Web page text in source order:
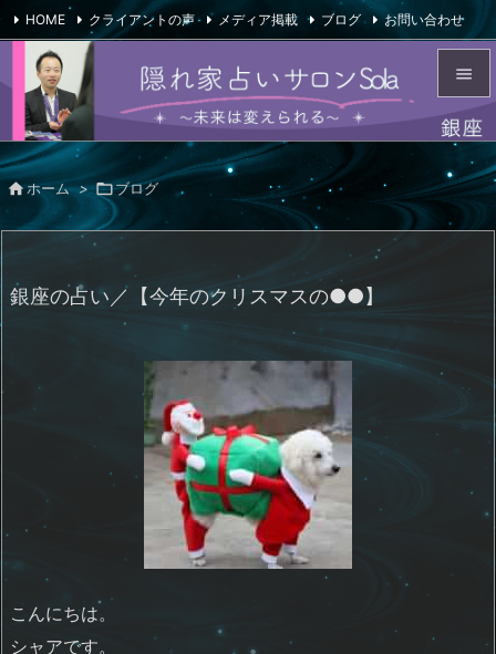


メニュ

サイド

HOME クライアントの声 メディア掲載 ブログ お問い合わせ
会社概要
ホーム > ブログ
銀座の占い／【今年のクリスマスの●●】
こんにちは。
シャアです。